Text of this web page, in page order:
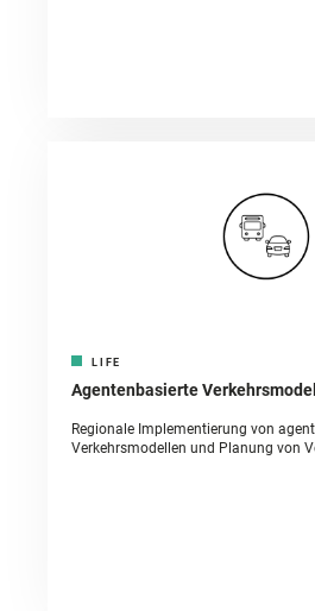
LIFE
Agentenbasierte
Regionale Implementierung von
Verkehrsmodellen und Planung von